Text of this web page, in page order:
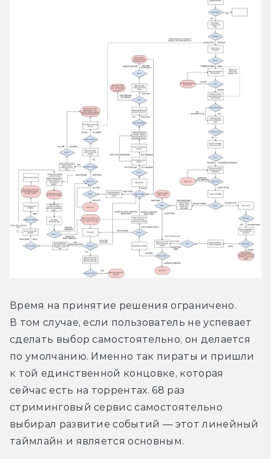
Время на принятие решения ограничено.
В том случае, если пользователь не успевает
сделать выбор самостоятельно, он делается
по умолчанию. Именно так пираты и пришли
к той единственной концовке, которая
сейчас есть на торрентах. 68 раз
стриминговый сервис самостоятельно
выбирал развитие событий — этот линейный
таймлайн и является основным.